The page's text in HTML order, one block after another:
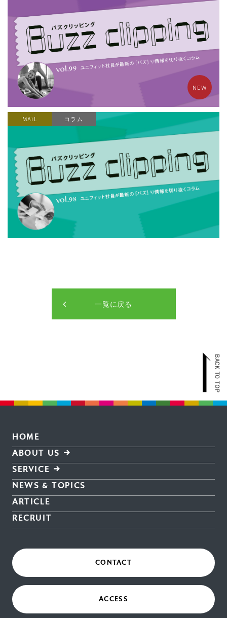
NEW
MAiL コラム
一覧に戻る
HOME
ABOUT US
SERVICE
NEWS & TOPICS
ARTICLE
RECRUIT
CONTACT
ACCESS